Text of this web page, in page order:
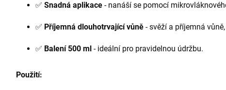
✅ Snadná aplikace - nanáší se pomocí
✅ Příjemná dlouhotrvající vůně - svěží a příjemná
✅ Balení 500 ml - ideální pro pravidelnou údržbu.
Použití: